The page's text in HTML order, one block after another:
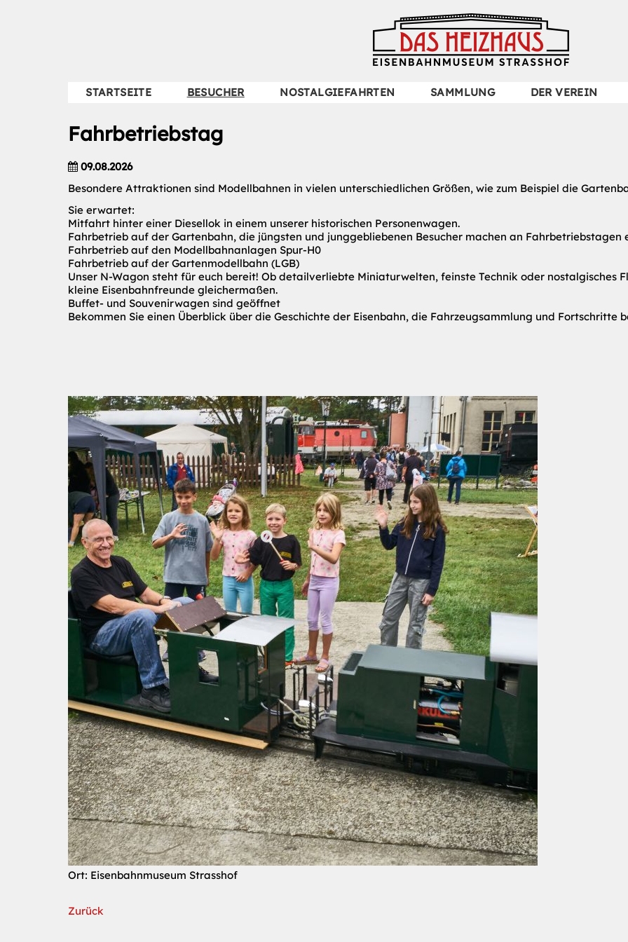
Navigation
überspringen
STARTSEITE BESUCHER NOSTALGIEFAHRTEN SAMMLUNG DER VEREIN
Fahrbetriebstag
09.08.2026
Besondere Attraktionen sind Modellbahnen in vielen unterschiedlichen Größen, wie zum Beispiel die
Sie erwartet:
Mitfahrt hinter einer Diesellok in einem unserer historischen Personenwagen.
Fahrbetrieb auf der Gartenbahn, die jüngsten und junggebliebenen Besucher machen an
Fahrbetrieb auf den Modellbahnanlagen Spur-H0
Fahrbetrieb auf der Gartenmodellbahn (LGB)
Unser N-Wagon steht für euch bereit! Ob detailverliebte Miniaturwelten, feinste Technik oder nostalgisches
kleine Eisenbahnfreunde gleichermaßen.
Buffet- und Souvenirwagen sind geöffnet
Bekommen Sie einen Überblick über die Geschichte der Eisenbahn, die Fahrzeugsammlung und Fortschritte
Ort: Eisenbahnmuseum Strasshof
Zurück